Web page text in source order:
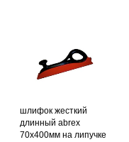
шлифок жесткий
длинный abrex
70х400мм на липучке